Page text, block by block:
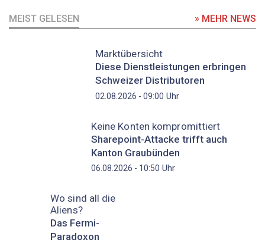
MEIST GELESEN » MEHR NEWS
Marktübersicht
Diese Dienstleistungen erbringen
Schweizer Distributoren
02.08.2026 - 09:00 Uhr
Keine Konten kompromittiert
Sharepoint-Attacke trifft auch
Kanton Graubünden
06.08.2026 - 10:50 Uhr
Wo sind all die
Aliens?
Das Fermi-
Paradoxon